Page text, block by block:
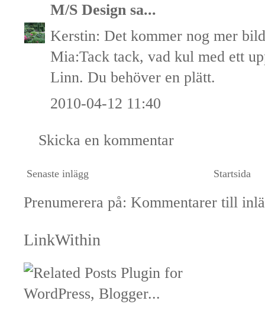
M/S Design sa...
Kerstin: Det kommer nog mer
Mia:Tack tack, vad kul med ett
Linn. Du behöver en plätt.
2010-04-12 11:40
Skicka en kommentar
Senaste inlägg Startsida
Prenumerera på: Kommentarer till
LinkWithin